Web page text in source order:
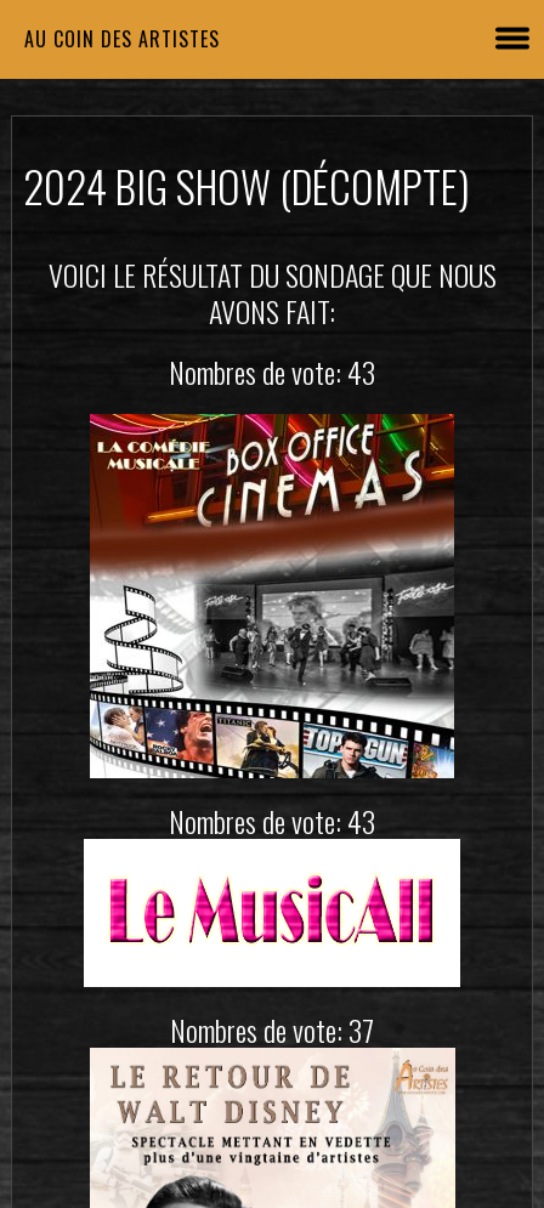
AU COIN DES ARTISTES
2024 BIG SHOW (DÉCOMPTE)
VOICI LE RÉSULTAT DU SONDAGE QUE NOUS
AVONS FAIT:
Nombres de vote: 43
Nombres de vote: 43
Nombres de vote: 37